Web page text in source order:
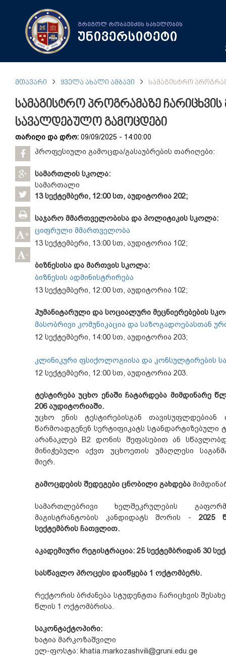
გრიგოლ რობაქიძის სახელობის
უნივერსიტეტი
ᲛᲗᲐᲕᲐᲠᲘ ᲧᲕᲔᲚᲐ ᲐᲮᲐᲚᲘ ᲐᲛᲑᲐᲕᲘ ᲡᲐᲛᲐᲒᲘᲡᲢᲠᲝ
სამაგისტრო პროგრამაზე
სავალდებულო გამოცდები
თარიღი და დრო: 09/09/2025 - 14:00:00
+
-
პროფესიული გამოცდა/გასაუბრების თარიღები:
სამართლის სკოლა:
სამართალი
13 სექტემბერი, 12:00 სთ, აუდიტორია 202;
საჯარო მმართველობისა და პოლიტიკის სკოლა:
ციფრული მმართველობა
13 სექტემბერი, 13:00 სთ, აუდიტორია 102;
ბიზნესისა და მართვის სკოლა:
ბიზნესის ადმინისტრირება
13 სექტემბერი, 12:00 სთ, აუდიტორია 102;
ჰუმანიტარული და სოციალური მეცნიერებების
მასობრივი კომუნიკაცია და საზოგადოებასთან
12 სექტემბერი, 14:00 სთ, აუდიტორია 203;
კლინიკური ფსიქოლოგიისა და კონსულტირების
12 სექტემბერი, 12:00 სთ, აუდიტორია 203.
ტესტირება უცხო ენაში ჩატარდება მიმდინარე
206 აუდიტორიაში.
უცხო ენის ტესტირებისგან
წარმოადგენენ სერტიფიკატს სტანდარტიზებული
არანაკლებ B2 დონის შეფასებით ან
მინიჭებული აქვთ უცხოეთის უმაღლესი
მიერ.
გამოცდების შედეგები ცნობილი გახდება
სამართლებრივი ხელშეკრულების
მაგისტრანტობის კანდიდატს შორის -2025
სექტემბრის ჩათვლით.
აკადემიური რეგისტრაცია: 25 სექტემბრიდან 30
სასწავლო პროცესი დაიწყება 1 ოქტომბერს.
რექტორის ბრძანება სტუდენტთა ჩარიცხვის
წლის 1 ოქტომბრისა.
საკონტაქტოპირი:
ხატია მარკოზაშვილი
ელ-ფოსტა: khatia.markozashvili@gruni.edu.ge